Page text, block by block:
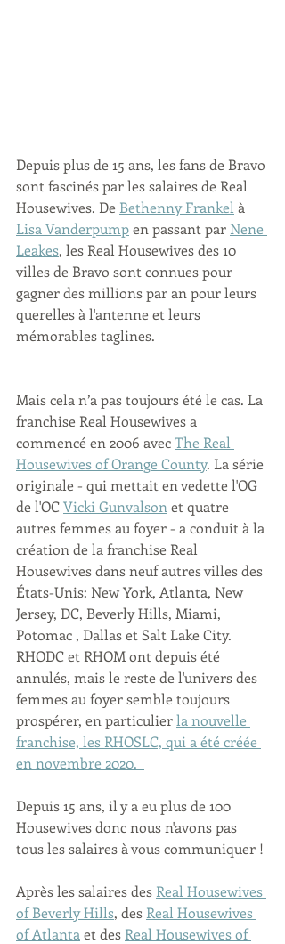
Depuis plus de 15 ans, les fans de Bravo
sont fascinés par les salaires de Real
Housewives. De Bethenny Frankel à
Lisa Vanderpump en passant par Nene
Leakes, les Real Housewives des 10
villes de Bravo sont connues pour
gagner des millions par an pour leurs
querelles à l'antenne et leurs
mémorables taglines.
Mais cela n’a pas toujours été le cas. La
franchise Real Housewives a
commencé en 2006 avec The Real
Housewives of Orange County. La série
originale - qui mettait en vedette l'OG
de l'OC Vicki Gunvalson et quatre
autres femmes au foyer - a conduit à la
création de la franchise Real
Housewives dans neuf autres villes des
États-Unis: New York, Atlanta, New
Jersey, DC, Beverly Hills, Miami,
Potomac , Dallas et Salt Lake City.
RHODC et RHOM ont depuis été
annulés, mais le reste de l'univers des
femmes au foyer semble toujours
prospérer, en particulier la nouvelle
franchise, les RHOSLC, qui a été créée
en novembre 2020.
Depuis 15 ans, il y a eu plus de 100
Housewives donc nous n'avons pas
tous les salaires à vous communiquer !
Après les salaires des Real Housewives
of Beverly Hills, des Real Housewives
of Atlanta et des Real Housewives of